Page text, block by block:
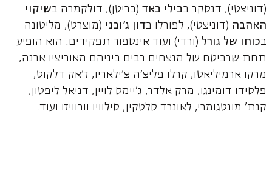
(דוניצטי), דנסקר בבילי באד(בריטן), דולקמרה בשיקוי
האהבה (דוניצטי), לפורלו בדון ג'ובני (מוצרט), מליטונה
בכוחו של גורל (ורדי) ועוד אינספור תפקידים. הוא הופיע
תחת שרביטם של מנצחים רבים ביניהם מאוריציו ארנה,
מרקו ארמיליאטו, קרלו פליצ'ה צ'ילאריו, ז'אק דלקוט,
פלסידו דומינגו, מרק אלדר, ג'יימס לויין, דניאל ליפטון,
קנת' מונטגומרי, לאונרד סלטקין, סילוויו וורוויזו ועוד.